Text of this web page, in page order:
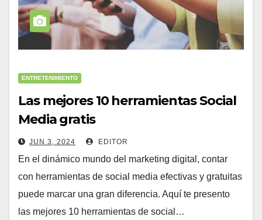
ENTRETENIMIENTO
Las mejores 10 herramientas Social
Media gratis
JUN 3, 2024 EDITOR
En el dinámico mundo del marketing digital, contar
con herramientas de social media efectivas y gratuitas
puede marcar una gran diferencia. Aquí te presento
las mejores 10 herramientas de social…